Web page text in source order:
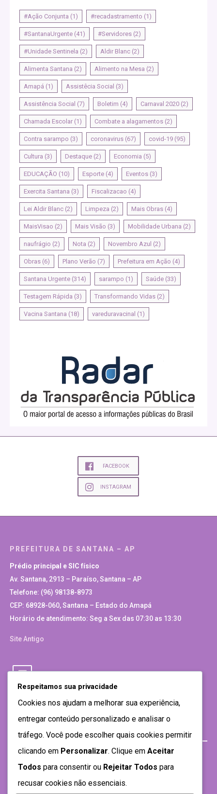
#Ação Conjunta (1) #recadastramento (1)
#SantanaUrgente (41) #Servidores (2)
#Unidade Sentinela (2) Aldir Blanc (2)
Alimenta Santana (2) Alimento na Mesa (2)
Amapá (1) Assistêcia Social (3)
Assistência Social (7) Boletim (4) Carnaval 2020 (2)
Chamada Escolar (1) Combate a alagamentos (2)
Contra sarampo (3) coronavirus (67) covid-19 (95)
Cultura (3) Destaque (2) Economia (5)
EDUCAÇÃO (10) Esporte (4) Eventos (3)
Exercita Santana (3) Fiscalizacao (4)
Lei Aldir Blanc (2) Limpeza (2) Mais Obras (4)
MaisVisao (2) Mais Visão (3) Mobilidade Urbana (2)
naufrágio (2) Nota (2) Novembro Azul (2)
Obras (6) Plano Verão (7) Prefeitura em Ação (4)
Santana Urgente (314) sarampo (1) Saúde (33)
Testagem Rápida (3) Transformando Vidas (2)
Vacina Santana (18) vareduravacinal (1)
FACEBOOK
INSTAGRAM
PREFEITURA DE SANTANA – AP
Prédio principal e SIC físico
Av. Santana, 2913 – Paraíso, Santana – AP
Telefone: (96) 98138-8973
CEP: 68928-060, Santana – Estado do Amapá
Horário de atendimento: Seg a Sex das 07:30 as 13:30
Site Antigo
Respeitamos sua privacidade
Cookies nos ajudam a melhorar sua experiência,
entregar conteúdo personalizado e analisar o
tráfego. Você pode escolher quais cookies permitir
clicando em Personalizar. Clique em Aceitar
Todos para consentir ou Rejeitar Todos para
recusar cookies não essenciais.